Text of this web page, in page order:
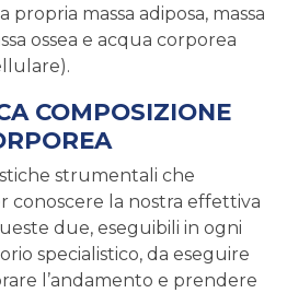
propria massa adiposa, massa
ossea e acqua corporea
COMPOSIZIONE
strumentali che
conoscere la nostra effettiva
due, eseguibili in ogni
specialistico, da eseguire
l’andamento e prendere